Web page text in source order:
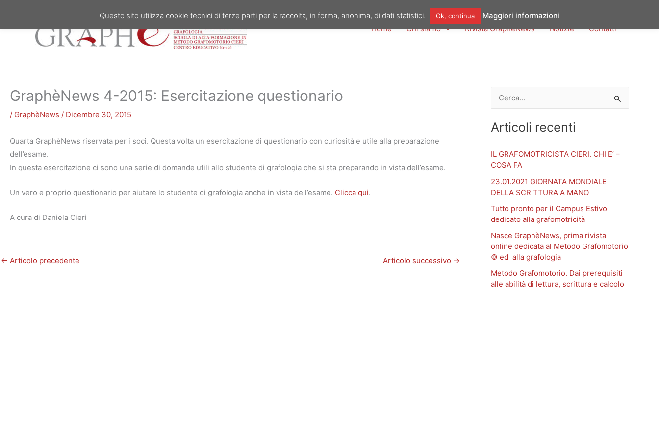
contenuto
Home Chi siamo Rivista GraphèNews Notizie Contatti
GraphèNews 4-2015: Esercitazione questionario
/ GraphèNews / Dicembre 30, 2015
Quarta GraphèNews riservata per i soci. Questa volta un esercitazione di questionario con curiosità e utile alla preparazione
dell’esame.
In questa esercitazione ci sono una serie di domande utili allo studente di grafologia che si sta preparando in vista dell’esame.
Un vero e proprio questionario per aiutare lo studente di grafologia anche in vista dell’esame. Clicca qui.
A cura di Daniela Cieri
← Articolo precedente Articolo successivo →
r
a
Articoli recenti
IL GRAFOMOTRICISTA CIERI. CHI E’ –
COSA FA
23.01.2021 GIORNATA MONDIALE
DELLA SCRITTURA A MANO
Tutto pronto per il Campus Estivo
dedicato alla grafomotricità
Nasce GraphèNews, prima rivista
online dedicata al Metodo Grafomotorio
© ed alla grafologia
Metodo Grafomotorio. Dai prerequisiti
alle abilità di lettura, scrittura e calcolo
Questo sito utilizza cookie tecnici di terze parti per la raccolta, in forma, anonima, di dati statistici. Ok, continua Maggiori informazioni